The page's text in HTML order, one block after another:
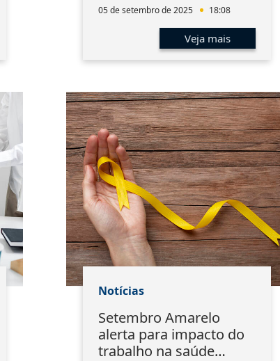
05 de setembro de 2025 18:08
Veja mais
Notícias
Setembro Amarelo
alerta para impacto do
trabalho na saúde